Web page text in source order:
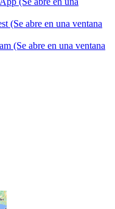
(Se abre en una ventana
(Se abre en una ventana